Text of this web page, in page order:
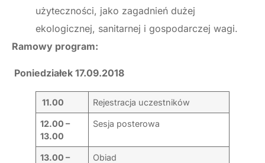
użyteczności, jako zagadnień dużej
ekologicznej, sanitarnej i gospodarczej wagi.
Ramowy program:
Poniedziałek 17.09.2018
11.00 Rejestracja uczestników
12.00 –
13.00
Sesja posterowa
13.00 –
Obiad